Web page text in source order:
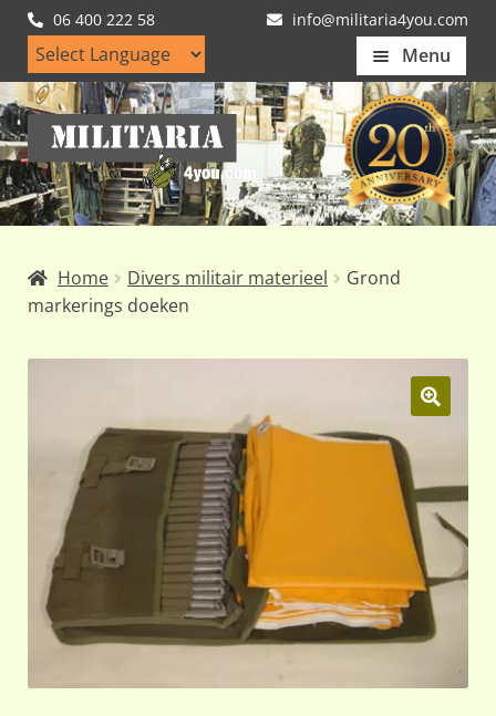
06 400 222 58 info@militaria4you.com
Menu
Home
Artikelen
Nieuws
Ga
door
naar
navigatie
Ga
naar
de
inhoud
Home Divers militair materieel
Grond
markerings doeken